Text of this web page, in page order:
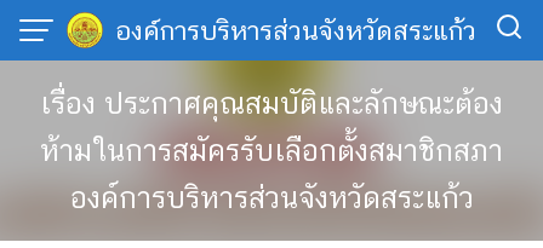
Skip
content
องค์การบริหารส่วนจังหวัดสระแก้ว
เรื่อง ประกาศคุณสมบัติและลักษณะต้อง
ห้ามในการสมัครรับเลือกตั้งสมาชิกสภา
องค์การบริหารส่วนจังหวัดสระแก้ว